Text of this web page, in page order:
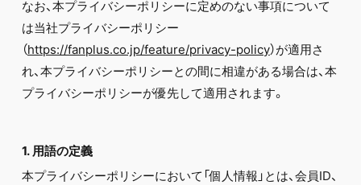
WEB RADIO
MESSAGE
J-Clip
REPORT
SPECIAL
RELAY BLOG
なお、本プライバシーポリシーに定めのない事項について
は当社プライバシーポリシー
（https://fanplus.co.jp/feature/privacy-policy）が適用さ
れ、本プライバシーポリシーとの間に相違がある場合は、本
プライバシーポリシーが優先して適用されます。
1. 用語の定義
本プライバシーポリシーにおいて「個人情報」とは、会員ID、